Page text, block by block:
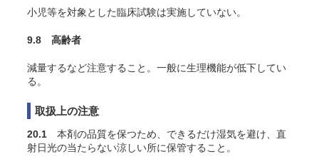
小児等を対象とした臨床試験は実施していない。
9.8 高齢者
減量するなど注意すること。一般に生理機能が低下してい
る。
取扱上の注意
20.1 本剤の品質を保つため、できるだけ湿気を避け、直
射日光の当たらない涼しい所に保管すること。